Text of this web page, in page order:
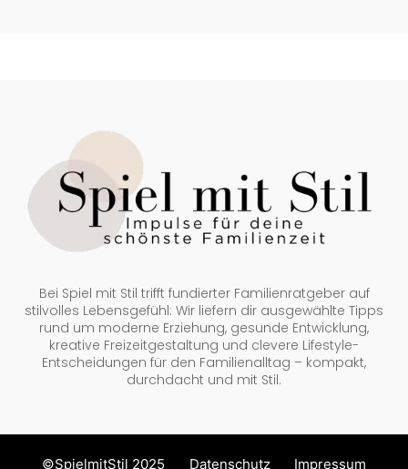
Bei Spiel mit Stil trifft fundierter Familienratgeber auf
stilvolles Lebensgefühl: Wir liefern dir ausgewählte Tipps
rund um moderne Erziehung, gesunde Entwicklung,
kreative Freizeitgestaltung und clevere Lifestyle-
Entscheidungen für den Familienalltag – kompakt,
durchdacht und mit Stil.
©SpielmitStil 2025 Datenschutz Impressum